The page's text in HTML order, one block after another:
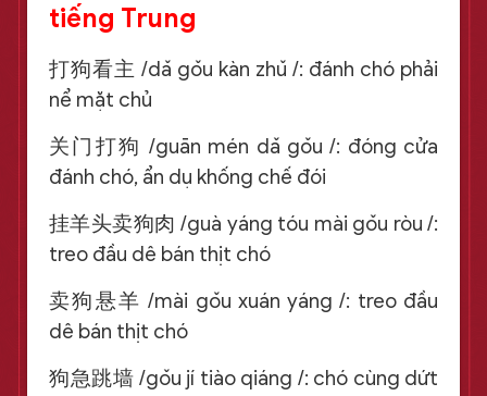
tiếng Trung
打狗看主 /dǎ gǒu kàn zhǔ /: đánh chó phải
nể mặt chủ
关门打狗 /guān mén dǎ gǒu /: đóng cửa
đánh chó, ẩn dụ khống chế đói
挂羊头卖狗肉 /guà yáng tóu mài gǒu ròu /:
treo đầu dê bán thịt chó
卖狗悬羊 /mài gǒu xuán yáng /: treo đầu
dê bán thịt chó
狗急跳墙 /gǒu jí tiào qiáng /: chó cùng dứt